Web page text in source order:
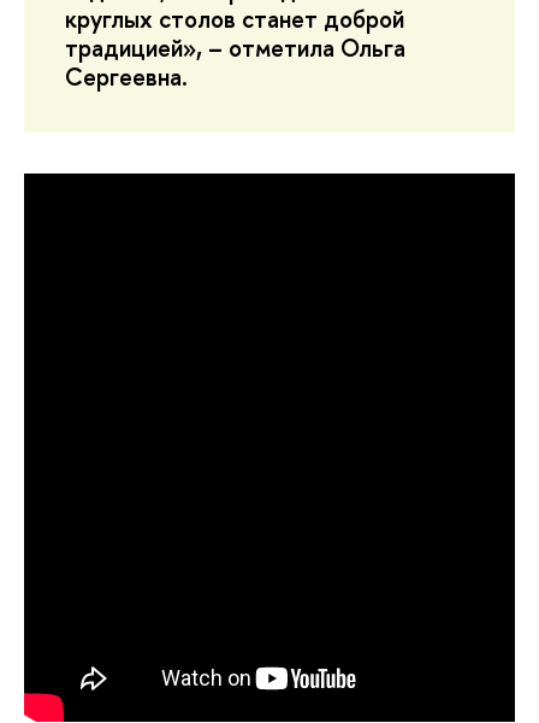
круглых столов станет доброй
традицией», – отметила Ольга
Сергеевна.